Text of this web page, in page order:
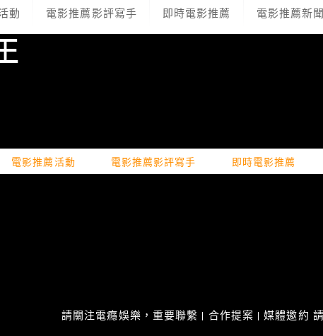
動 電影推薦影評寫手 即時電影推薦 電影推薦新
電影推薦活動 電影推薦影評寫手 即時電影推薦
請關注電癮娛樂，重要聯繫 | 合作提案 | 媒體邀約